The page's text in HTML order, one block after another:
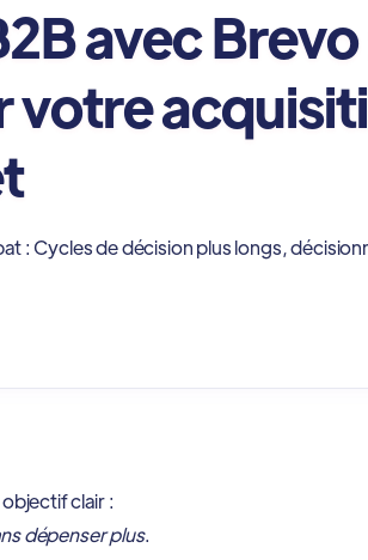
avec
: Cycles de décision plus longs,
clair :
dépenser plus.